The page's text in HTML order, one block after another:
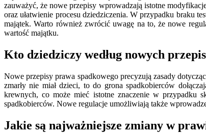
zauważyć, że nowe przepisy wprowadzają istotne
oraz ułatwienie procesu dziedziczenia. W przypadku braku
majątek. Warto również zwrócić uwagę na to, że nowe
wartość majątku.
Kto dziedziczy według nowych
Nowe przepisy prawa spadkowego precyzują zasady
zmarły nie miał dzieci, to do grona spadkobierców
krewnych, co może mieć istotne znaczenie w przypadku
spadkobierców. Nowe regulacje umożliwiają także
Jakie są najważniejsze zmiany w